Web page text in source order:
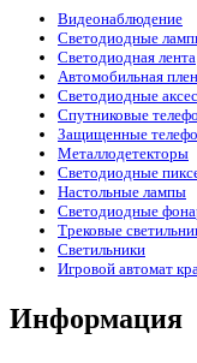
Видеонаблюдение
Светодиодные
Светодиодная лента
Автомобильная
Светодиодные
Спутниковые
Защищенные
Металлодетекторы
Светодиодные
Настольные лампы
Светодиодные
Трековые
Светильники
Игровой автомат
Информация